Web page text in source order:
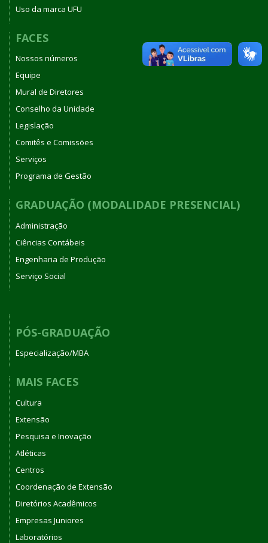
Uso da marca UFU
FACES
Nossos números
Equipe
Mural de Diretores
Conselho da Unidade
Legislação
Comitês e Comissões
Serviços
Programa de Gestão
GRADUAÇÃO (MODALIDADE PRESENCIAL)
Administração
Ciências Contábeis
Engenharia de Produção
Serviço Social
PÓS-GRADUAÇÃO
Especialização/MBA
MAIS FACES
Cultura
Extensão
Pesquisa e Inovação
Atléticas
Centros
Coordenação de Extensão
Diretórios Acadêmicos
Empresas Juniores
Laboratórios